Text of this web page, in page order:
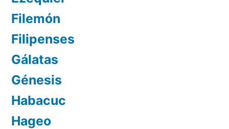
Filemón
Filipenses
Gálatas
Génesis
Habacuc
Hageo